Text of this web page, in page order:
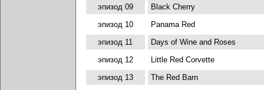
эпизод 09
Black Cherry
эпизод 10
Panama Red
эпизод 11
Days of Wine and Roses
эпизод 12
Little Red Corvette
эпизод 13
The Red Barn